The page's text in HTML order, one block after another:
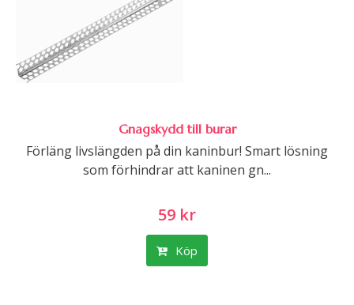
Gnagskydd till burar
Förläng livslängden på din kaninbur! Smart lösning
som förhindrar att kaninen gn...
59 kr
Köp